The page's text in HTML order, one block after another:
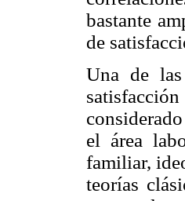
bastante
de
Una de
el área
familiar,
teorías